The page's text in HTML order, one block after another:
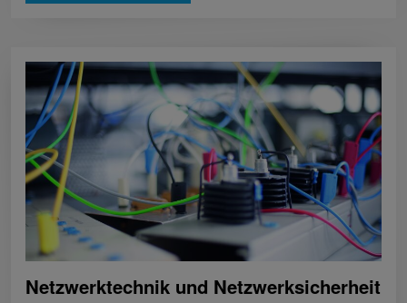
Netzwerktechnik und Netzwerksicherheit